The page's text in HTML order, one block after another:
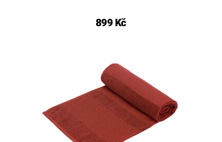
899 Kč